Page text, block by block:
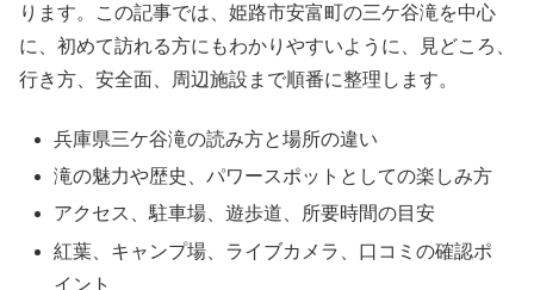
ります。この記事では、姫路市安富町の三ケ谷滝を中心
に、初めて訪れる方にもわかりやすいように、見どころ、
行き方、安全面、周辺施設まで順番に整理します。
兵庫県三ケ谷滝の読み方と場所の違い
滝の魅力や歴史、パワースポットとしての楽しみ方
アクセス、駐車場、遊歩道、所要時間の目安
紅葉、キャンプ場、ライブカメラ、口コミの確認ポ
イント